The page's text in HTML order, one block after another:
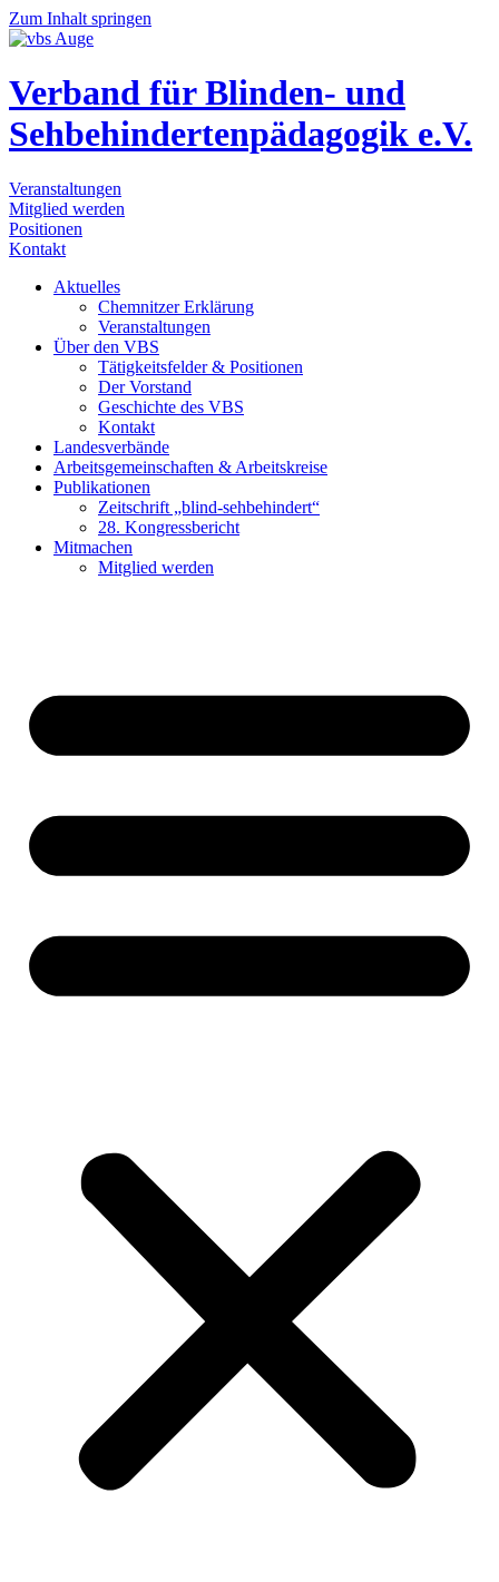
Zum Inhalt springen
Verband für Blinden- und
Sehbehindertenpädagogik e.V.
Veranstaltungen
Mitglied werden
Positionen
Kontakt
Aktu­el­les
Chem­nit­zer Erklä­rung
Ver­an­stal­tun­gen
Über den VBS
Tätig­keits­fel­der & Posi­tio­nen
Der Vor­stand
Geschich­te des VBS
Kon­takt
Lan­des­ver­bän­de
Arbeits­ge­mein­schaf­ten & Arbeits­krei­se
Publi­ka­tio­nen
Zeit­schrift „blind-seh­be­hin­dert“
28. Kon­gress­be­richt
Mit­ma­chen
Mit­glied wer­den